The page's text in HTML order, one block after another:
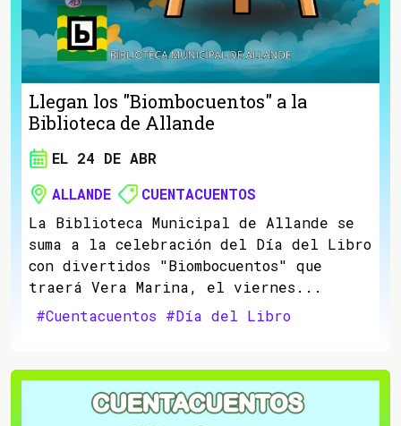
Llegan los "Biombocuentos" a la
Biblioteca de Allande
EL 24 DE ABR
ALLANDE
CUENTACUENTOS
La Biblioteca Municipal de Allande se
suma a la celebración del Día del Libro
con divertidos "Biombocuentos" que
traerá Vera Marina, el viernes...
#Cuentacuentos #Día del Libro